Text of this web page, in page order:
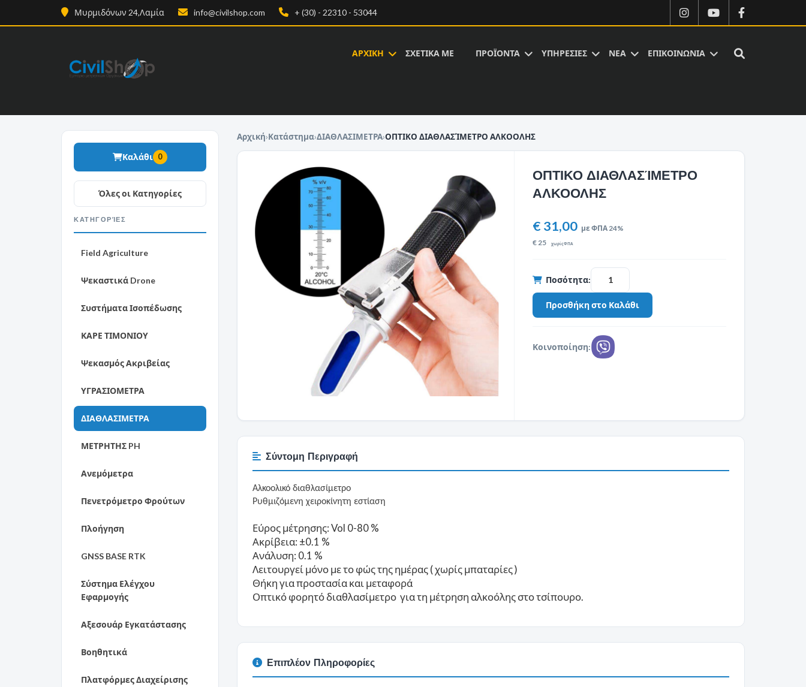
Μυρμιδόνων 24,Λαμία info@civilshop.com + (30) - 22310 - 53044
ΑΡΧΙΚΗ ΣΧΕΤΙΚΑ ΜΕ ΠΡΟΪΟΝΤΑ ΥΠΗΡΕΣΙΕΣ ΝΕΑ ΕΠΙΚΟΙΝΩΝΙΑ
Καλάθι 0
ΚΑΤΗΓΟΡΊΕΣ
Field Agriculture
Ψεκαστικά Drone
Συστήματα Ισοπέδωσης
ΚΑΡΕ ΤΙΜΟΝΙΟΥ
Ψεκασμός Ακριβείας
ΥΓΡΑΣΙΟΜΕΤΡΑ
ΔΙΑΘΛΑΣΙΜΕΤΡΑ
ΜΕΤΡΗΤΗΣ PH
Ανεμόμετρα
Πενετρόμετρο Φρούτων
Πλοήγηση
GNSS BASE RTK
Σύστημα Ελέγχου
Εφαρμογής
Αξεσουάρ Εγκατάστασης
Βοηθητικά
Πλατφόρμες Διαχείρισης
Αρχική›Κατάστημα›ΔΙΑΘΛΑΣΙΜΕΤΡΑ›ΟΠΤΙΚΟ ΔΙΑΘΛΑΣΊΜΕΤΡΟ ΑΛΚΟΟΛΗΣ
ΟΠΤΙΚΟ ΔΙΑΘΛΑΣΊΜΕΤΡΟ
ΑΛΚΟΟΛΗΣ
€ 31,00 με ΦΠΑ 24%
€25 χωρίς ΦΠΑ
Ποσότητα:
Κοινοποίηση:
Σύντομη Περιγραφή
Αλκοολικό διαθλασίμετρο
Ρυθμιζόμενη χειροκίνητη εστίαση
Εύρος μέτρησης: Vol 0-80 %
Ακρίβεια: ±0.1 %
Ανάλυση: 0.1 %
Λειτουργεί μόνο με το φώς της ημέρας ( χωρίς μπαταρίες )
Θήκη για προστασία και μεταφορά
Οπτικό φορητό διαθλασίμετρο για τη μέτρηση αλκοόλης στο τσίπουρο.
Επιπλέον Πληροφορίες